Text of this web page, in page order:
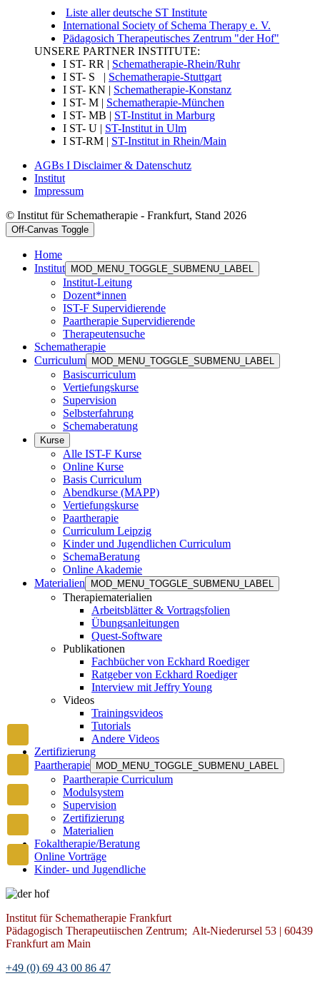
Liste aller deutsche ST Institute
International Society of Schema Therapy e. V.
Pädagosich Therapeutisches Zentrum "der Hof"
UNSERE PARTNER INSTITUTE:
I ST- RR | Schematherapie-Rhein/Ruhr
I ST- S | Schematherapie-Stuttgart
I ST- KN | Schematherapie-Konstanz
I ST- M | Schematherapie-München
I ST- MB | ST-Institut in Marburg
I ST- U | ST-Institut in Ulm
I ST-RM | ST-Institut in Rhein/Main
AGBs I Disclaimer & Datenschutz
Institut
Impressum
© Institut für Schematherapie - Frankfurt, Stand 2026
Off-Canvas Toggle
Home
Institut MOD_MENU_TOGGLE_SUBMENU_LABEL
Institut-Leitung
Dozent*innen
IST-F Supervidierende
Paartherapie Supervidierende
Therapeutensuche
Schematherapie
Curriculum MOD_MENU_TOGGLE_SUBMENU_LABEL
Basiscurriculum
Vertiefungskurse
Supervision
Selbsterfahrung
Schemaberatung
Kurse
Alle IST-F Kurse
Online Kurse
Basis Curriculum
Abendkurse (MAPP)
Vertiefungskurse
Paartherapie
Curriculum Leipzig
Kinder und Jugendlichen Curriculum
SchemaBeratung
Online Akademie
Materialien
MOD_MENU_TOGGLE_SUBMENU_LABEL
Therapiematerialien
Arbeitsblätter & Vortragsfolien
Übungsanleitungen
Quest-Software
Publikationen
Fachbücher von Eckhard Roediger
Ratgeber von Eckhard Roediger
Interview mit Jeffry Young
Videos
Trainingsvideos
Tutorials
Andere Videos
Zertifizierung
Paartherapie MOD_MENU_TOGGLE_SUBMENU_LABEL
Paartherapie Curriculum
Modulsystem
Supervision
Zertifizierung
Materialien
Fokaltherapie/Beratung
Online Vorträge
Kinder- und Jugendliche
Institut für Schematherapie Frankfurt
Pädagogisch Therapeutiischen Zentrum; Alt-Niederursel 53 | 60439
Frankfurt am Main
+49 (0) 69 43 00 86 47